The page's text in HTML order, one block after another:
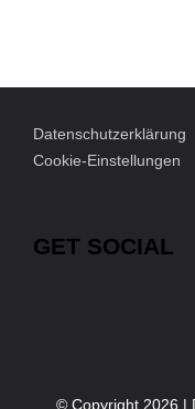
Datenschutzerklärung
Cookie-Einstellungen
GET SOCIAL
© Copyright 2026 |